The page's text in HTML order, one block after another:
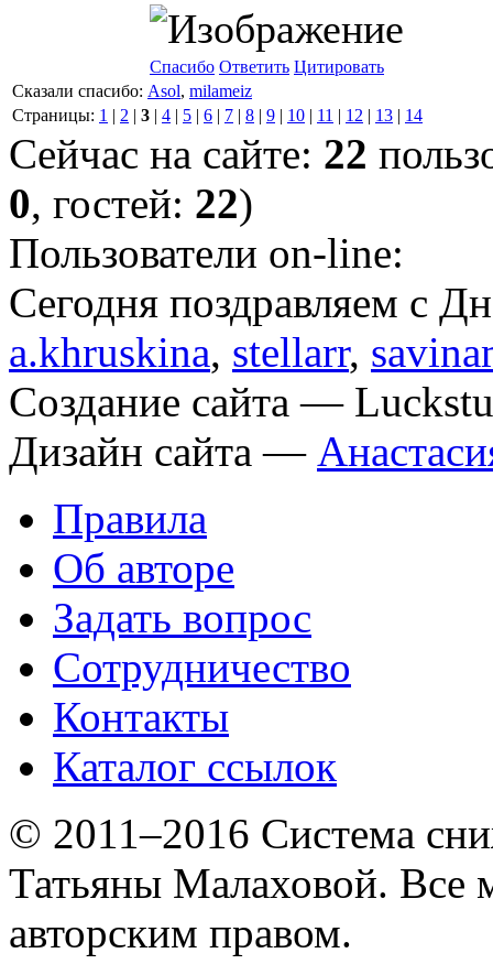
Спасибо Ответить Цитировать
Сказали спасибо: Asol, milameiz
Страницы: 1 | 2 | 3 | 4 | 5 | 6 | 7 | 8 | 9 | 10 | 11 | 12 | 13 | 14
Сейчас на сайте: 22
0, гостей: 22)
Пользователи on-line:
Cегодня поздравляем с
a.khruskina, stellarr,
Создание сайта —
Дизайн сайта —
Правила
Об авторе
Задать вопрос
Сотрудничество
Контакты
Каталог ссылок
© 2011–2016 Система
Татьяны Малаховой. Все
авторским правом.